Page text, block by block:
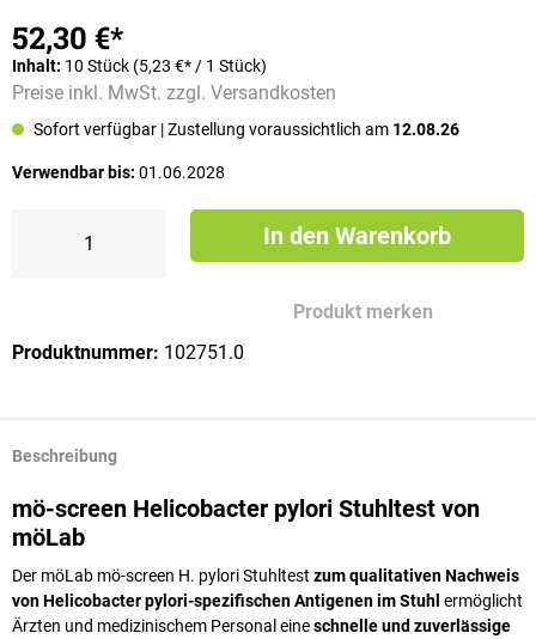
52,30 €*
Inhalt: 10 Stück (5,23 €* / 1 Stück)
Preise inkl. MwSt. zzgl. Versandkosten
Sofort verfügbar | Zustellung voraussichtlich am 12.08.26
Verwendbar bis: 01.06.2028
In den Warenkorb
Produkt merken
Produktnummer: 102751.0
Beschreibung
mö-screen Helicobacter pylori Stuhltest von
möLab
Der möLab mö-screen H. pylori Stuhltest zum qualitativen Nachweis
von Helicobacter pylori-spezifischen Antigenen im Stuhl ermöglicht
Ärzten und medizinischem Personal eineschnelle und zuverlässige